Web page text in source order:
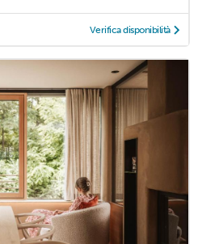
Verifica disponibilità